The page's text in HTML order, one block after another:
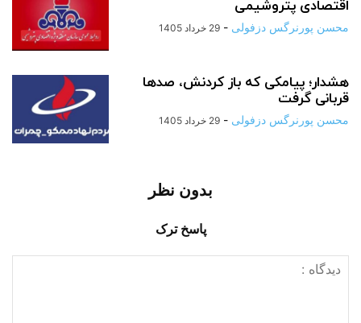
اقتصادی پتروشیمی
محسن پورنرگس دزفولی - 29 خرداد 1405
هشدار؛ پیامکی که باز کردنش، صدها
قربانی گرفت
محسن پورنرگس دزفولی - 29 خرداد 1405
بدون نظر
پاسخ ترک